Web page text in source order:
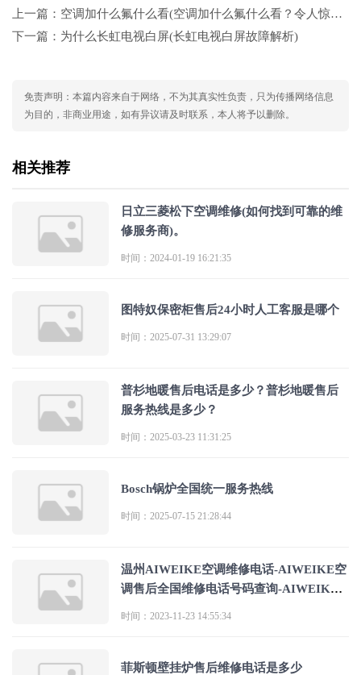
上一篇： 空调加什么氟什么看(空调加什么氟什么看？令人惊艳的制冷魔法！)
下一篇： 为什么长虹电视白屏(长虹电视白屏故障解析)
免责声明：本篇内容来自于网络，不为其真实性负责，只为传播网络信息
为目的，非商业用途，如有异议请及时联系，本人将予以删除。
相关推荐
日立三菱松下空调维修(如何找到可靠的维
修服务商)。
时间：2024-01-19 16:21:35
图特奴保密柜售后24小时人工客服是哪个
时间：2025-07-31 13:29:07
普杉地暖售后电话是多少？普杉地暖售后
服务热线是多少？
时间：2025-03-23 11:31:25
Bosch锅炉全国统一服务热线
时间：2025-07-15 21:28:44
温州AIWEIKE空调维修电话-AIWEIKE空
调售后全国维修电话号码查询-AIWEIKE
时间：2023-11-23 14:55:34
菲斯顿壁挂炉售后维修电话是多少